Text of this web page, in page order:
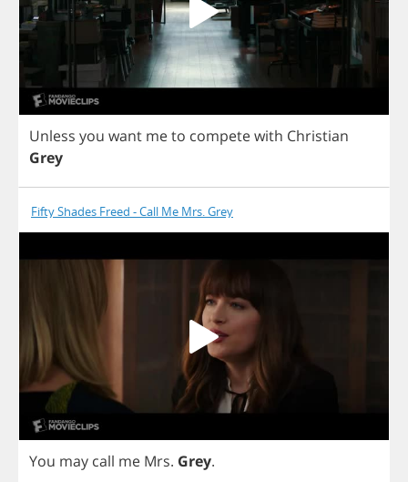
Unless you want meto competewith Christian
Grey
Fifty Shades Freed - Call Me Mrs. Grey
You may call me Mrs. Grey.